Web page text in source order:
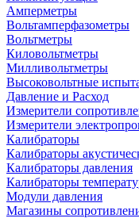
Амперметры
Вольтамперфазометры
Вольтметры
Киловольтметры
Милливольтметры
Высоковольтные
Давление и Расход
Измерители
Измерители
Калибраторы
Калибраторы
Калибраторы давления
Калибраторы
Модули давления
Магазины